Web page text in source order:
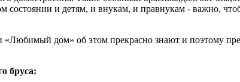
состоянии и детям, и внукам, и правнукам - важно,
«Любимый дом» об этом прекрасно знают и поэтому
бруса: